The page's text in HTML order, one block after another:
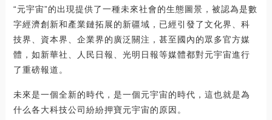
“元宇宙”的出現提供了一種未來社會的生態圖景，被認為是數
字經濟創新和產業鏈拓展的新疆域，已經引發了文化界、科
技界、資本界、企業界的廣泛關注，甚至國內的眾多官方媒
體，如新華社、人民日報、光明日報等媒體都對元宇宙進行
了重磅報道。
未來是一個全新的時代，是一個元宇宙的時代，這也就是為
什么各大科技公司紛紛押寶元宇宙的原因。